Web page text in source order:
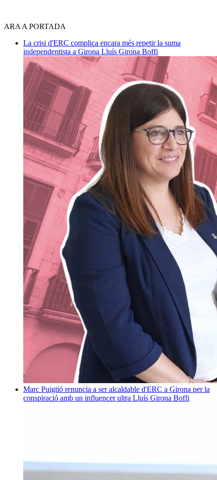
ARA A PORTADA
La crisi d'ERC complica encara més repetir la suma
independentista a Girona Lluís Girona Boffi
Marc Puigtió renuncia a ser alcaldable d'ERC a Girona per la
conspiració amb un influencer ultra Lluís Girona Boffi